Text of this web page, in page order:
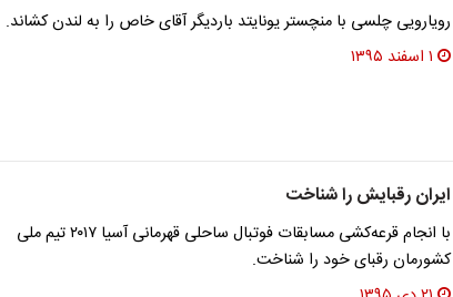
رویارویی چلسی با منچستر یونایتد باردیگر آقای خاص را به لندن کشاند.
۱ اسفند ۱۳۹۵
ایران رقبایش را شناخت
با انجام قرعه‌کشی مسابقات فوتبال ساحلی قهرمانی آسیا ۲۰۱۷ تیم ملی
کشورمان رقبای خود را شناخت.